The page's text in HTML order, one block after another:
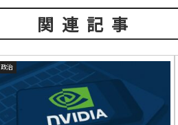
関連記事
政治